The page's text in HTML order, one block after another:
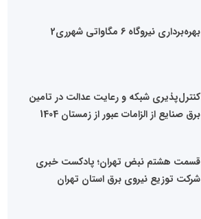
بهره‌برداری نیروگاه 6 مگاواتی شهرری2
کنترل‌پذیری شبکه و رعایت عدالت در تامین
برق صنایع از الزامات عبور از زمستان 1404
قسمت هشتم نبض تهران؛ پادکست خبری
شرکت توزیع نیروی برق استان تهران